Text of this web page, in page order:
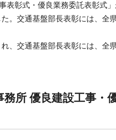
彰式・優良業務委託表彰式」
。交通基盤部長表彰には、全
、交通基盤部長表彰には、全
所 優良建設工事・